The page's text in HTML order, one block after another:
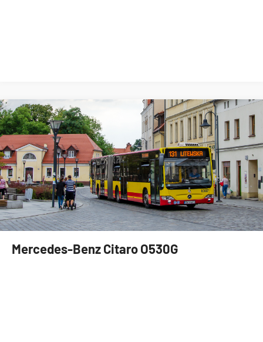
Mercedes-Benz Citaro O530G